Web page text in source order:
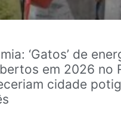
‘Gatos’ de
em 2026 no
cidade